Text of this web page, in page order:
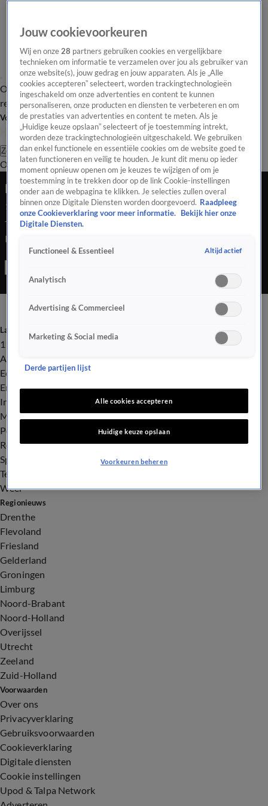
Overzicht Laatste nieuws Regionieuws Het beste van Hart
Tip de
redactie
Volg Hart van Nederland
Zoeken
OverzichtRegioUitzendingenWeerTip de redactiePanelVideo's
Feest in WILDLANDS Emmen: onager geboren
1 juni 2025, 13:19
Tijd voor beschuit met muisjes in dierentuin WILDLANDS in
Emmen. Daar zijn dit weekend binnen twee dagen tijd twee
onagers en een zebra geboren. Vooral de komst van de onagers
voor het laatst een veulentje geboren was.
Laatste nieuws
112
Advies & Tips
Economie
Entertainment
Infrastructuur
Milieu en Gezondheid
Politiek
Royalty
Sport
Tech
Weer
Regionieuws
Drenthe
Flevoland
Friesland
Gelderland
Groningen
Limburg
Noord-Brabant
Noord-Holland
Overijssel
Utrecht
Zeeland
Zuid-Holland
Voorwaarden
Over ons
Privacyverklaring
Gebruiksvoorwaarden
Cookieverklaring
Digitale diensten
Cookie instellingen
Upod & Talpa Network
Jouw cookievoorkeuren
Wij en onze28 partners gebruiken cookies en vergelijkbare
technieken om informatie te verzamelen over jou als gebruiker van
onze website(s), jouw gedrag en jouw apparaten. Als je „Alle
cookies accepteren” selecteert, worden trackingtechnologieën
ingeschakeld om onze advertenties en content te kunnen
personaliseren, onze producten en diensten te verbeteren en om
de prestaties van advertenties en content te meten. Als je
„Huidige keuze opslaan” selecteert of je toestemming intrekt,
worden deze trackingtechnologieën uitgeschakeld. We gebruiken
dan enkel functionele en essentiële cookies om de website goed te
laten functioneren en veilig te houden. Je kunt dit menu op ieder
moment opnieuw openen om je keuzes te wijzigen of om je
toestemming in te trekken door op de link Cookie-instellingen
onder aan de webpagina te klikken. Je selecties zullen overal
binnen onze Digitale Diensten worden doorgevoerd. Raadpleeg
onze Cookieverklaring voor meer informatie.
Bekijk hier onze
Digitale Diensten.
Functioneel & Essentieel Altijd actief
Analytisch
Advertising & Commercieel
Marketing & Social media
Derde partijen lijst
Alle cookies accepteren
Huidige keuze opslaan
Voorkeuren beheren